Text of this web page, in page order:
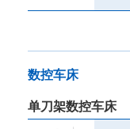
数控车床
单刀架数控车床